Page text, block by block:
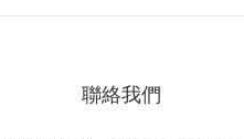
聯絡我們